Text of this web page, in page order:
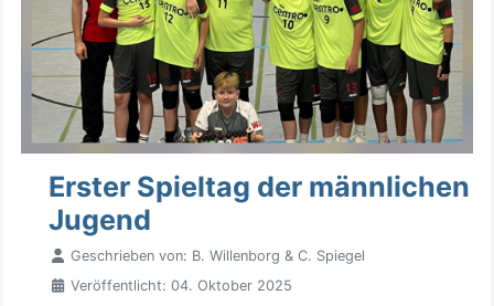
Erster Spieltag der männlichen
Jugend
Geschrieben von: B. Willenborg & C. Spiegel
Veröffentlicht: 04. Oktober 2025